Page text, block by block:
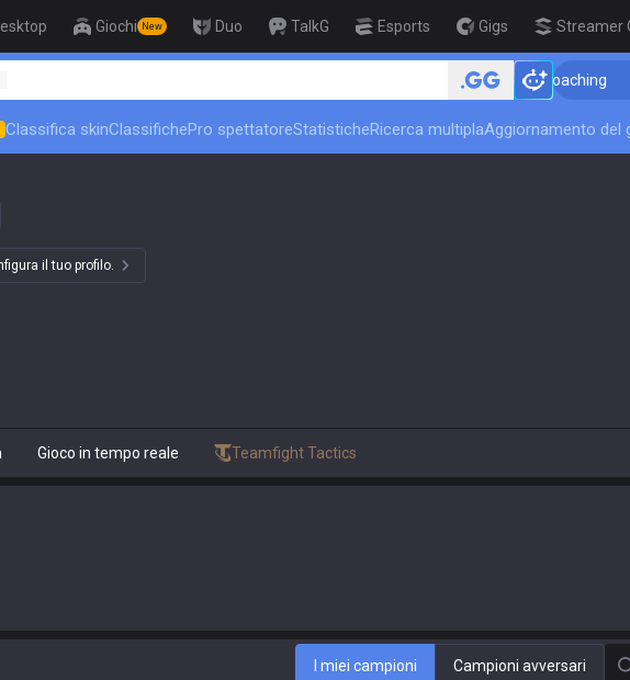
Giochi New Duo TalkG Esports Gigs Streamer
🏆 Rank Up in 3 Days! Challenger Coaching
Classifica skinClassifichePro spettatoreStatisticheRicerca multiplaAggiornamento del
il tuo profilo.
Gioco in tempo reale Teamfight Tactics
I miei campioni Campioni avversari